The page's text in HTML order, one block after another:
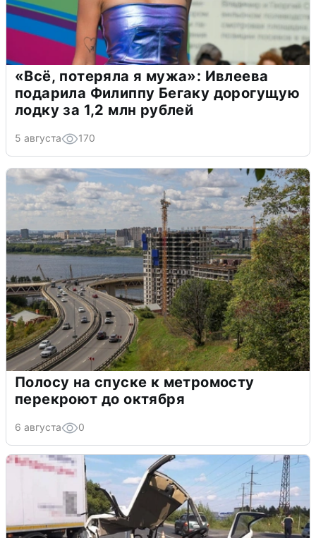
«Всё, потеряла я мужа»: Ивлеева
подарила Филиппу Бегаку дорогущую
лодку за 1,2 млн рублей
5 августа 170
Полосу на спуске к метромосту
перекроют до октября
6 августа 0